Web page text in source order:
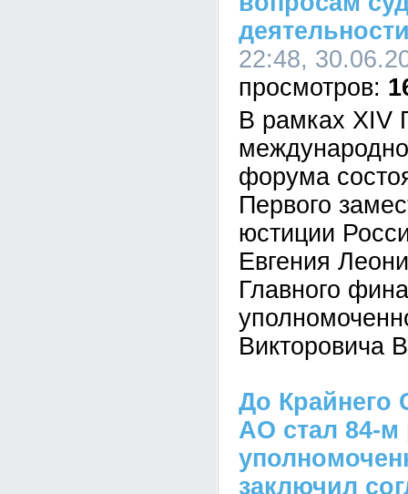
22:48,
В рамках XIV
форума
Первого
юстиции
Евгения
Главного
Викторовича
До Крайнего
АО стал 84-м
заключил